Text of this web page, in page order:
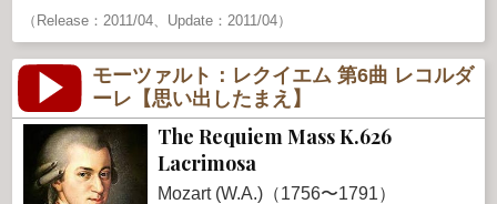
（Release：2011/04、Update：2011/04）
モーツァルト：レクイエム 第6曲 レコルダ
ーレ【思い出したまえ】
The Requiem Mass K.626
Lacrimosa
Mozart (W.A.)（1756〜1791）